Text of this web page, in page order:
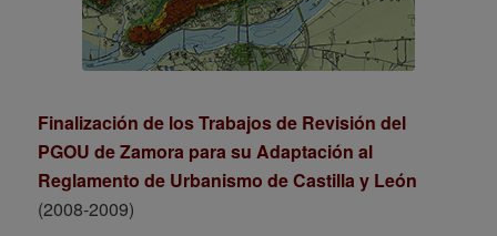
Finalización de los Trabajos de Revisión del
PGOU de Zamora para su Adaptación al
Reglamento de Urbanismo de Castilla y León
(2008-2009)